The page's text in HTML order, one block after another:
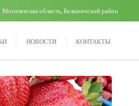
Могилевская область, Белыничский район
НОВОСТИ КОНТАКТЫ